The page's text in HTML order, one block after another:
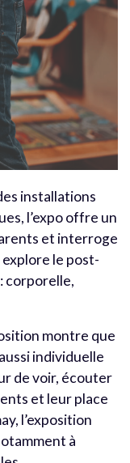
installations
l’expo offre un
et interroge
le post-
corporelle,
montre que
individuelle
de voir, écouter
et leur place
l’exposition
à